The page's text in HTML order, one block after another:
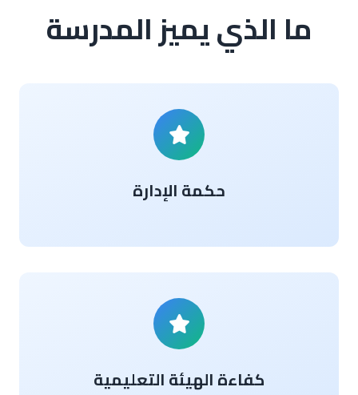
ما الذي يميز المدرسة
حكمة الإدارة
كفاءة الهيئة التعليمية